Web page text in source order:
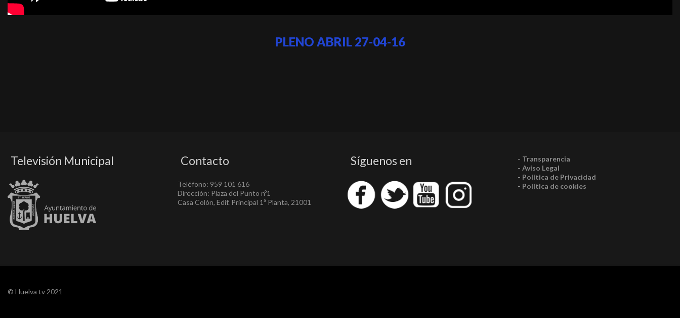
PLENO ABRIL 27-04-16
Televisión Municipal Contacto
Teléfono: 959 101 616
Dirección: Plaza del Punto nº1
Casa Colón, Edif. Principal 1ª Planta, 21001
Síguenos en
- Transparencia
- Aviso Legal
- Política de Privacidad
- Política de cookies
© Huelva tv 2021